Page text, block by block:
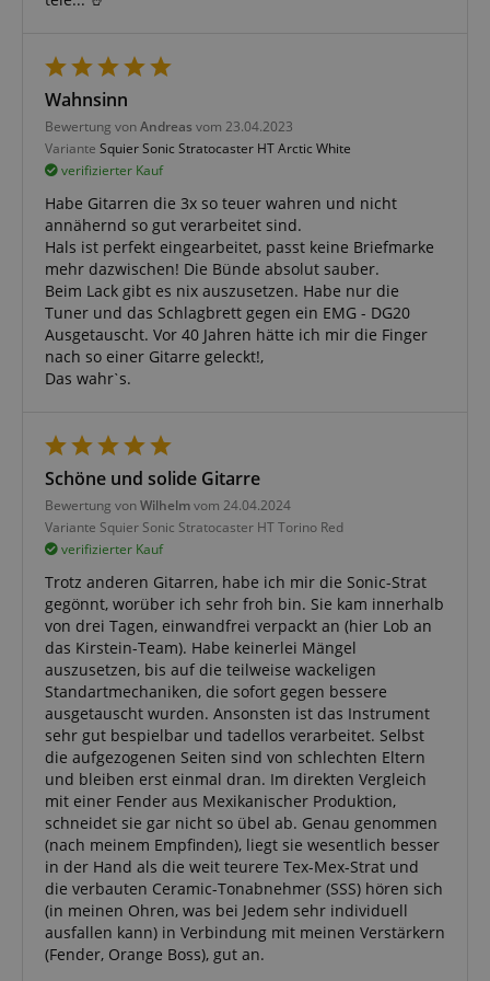
Wahnsinn
Bewertung vonAndreas vom 23.04.2023
Variante Squier Sonic Stratocaster HT Arctic White
verifizierter Kauf
Habe Gitarren die 3x so teuer wahren und nicht
annähernd so gut verarbeitet sind.
Hals ist perfekt eingearbeitet, passt keine Briefmarke
mehr dazwischen! Die Bünde absolut sauber.
Beim Lack gibt es nix auszusetzen. Habe nur die
Tuner und das Schlagbrett gegen ein EMG - DG20
Ausgetauscht. Vor 40 Jahren hätte ich mir die Finger
nach so einer Gitarre geleckt!,
Das wahrˋs.
Schöne und solide Gitarre
Bewertung vonWilhelmvom 24.04.2024
Variante Squier Sonic Stratocaster HT Torino Red
verifizierter Kauf
Trotz anderen Gitarren, habe ich mir die Sonic-Strat
gegönnt, worüber ich sehr froh bin. Sie kam innerhalb
von drei Tagen, einwandfrei verpackt an (hier Lob an
das Kirstein-Team). Habe keinerlei Mängel
auszusetzen, bis auf die teilweise wackeligen
Standartmechaniken, die sofort gegen bessere
ausgetauscht wurden. Ansonsten ist das Instrument
sehr gut bespielbar und tadellos verarbeitet. Selbst
die aufgezogenen Seiten sind von schlechten Eltern
und bleiben erst einmal dran. Im direkten Vergleich
mit einer Fender aus Mexikanischer Produktion,
schneidet sie gar nicht so übel ab. Genau genommen
(nach meinem Empfinden), liegt sie wesentlich besser
in der Hand als die weit teurere Tex-Mex-Strat und
die verbauten Ceramic-Tonabnehmer (SSS) hören sich
(in meinen Ohren, was bei Jedem sehr individuell
ausfallen kann) in Verbindung mit meinen Verstärkern
(Fender, Orange Boss), gut an.
Notwendig Statistik
Funktional
Die durch diese Services gesammelten Daten
werden gebraucht, um die technische Performance
der Website zu gewährleisten, dir grundlegende
Einkaufs-Funktionen bereitzustellen, das Einkaufen
bei uns sicher zu machen und um Betrug zu
verhindern. Immer eingeschaltet.
Cookie
Anbieter / Domain
FPGSID
.kirstein.de
apay-session-set
CookieScriptConsent
CookieScript
.kirstein.de
session-id-apay
Amazon
.amazon.com
Google-
Datenschutzerklärung